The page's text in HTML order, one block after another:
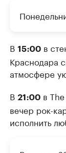
В 15:00 в
Краснодара
атмосфере
В 21:00 в
вечер рок-
исполнить